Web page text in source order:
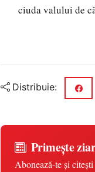
ciuda valului de
Distribuie:
Primește
Abonează-te și